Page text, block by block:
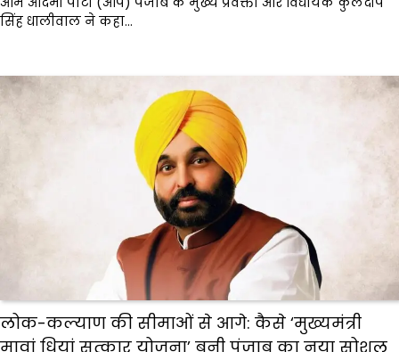
सिंह धालीवाल ने कहा…
लोक-कल्याण की सीमाओं से आगे: कैसे ‘मुख्यमंत्री
मावां धियां सत्कार योजना’ बनी पंजाब का नया सोशल